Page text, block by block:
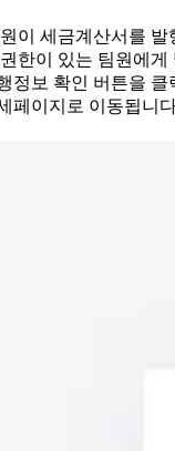
이 세금계산서를 발
한이 있는 팀원에게
정보 확인 버튼을
페이지로 이동됩니